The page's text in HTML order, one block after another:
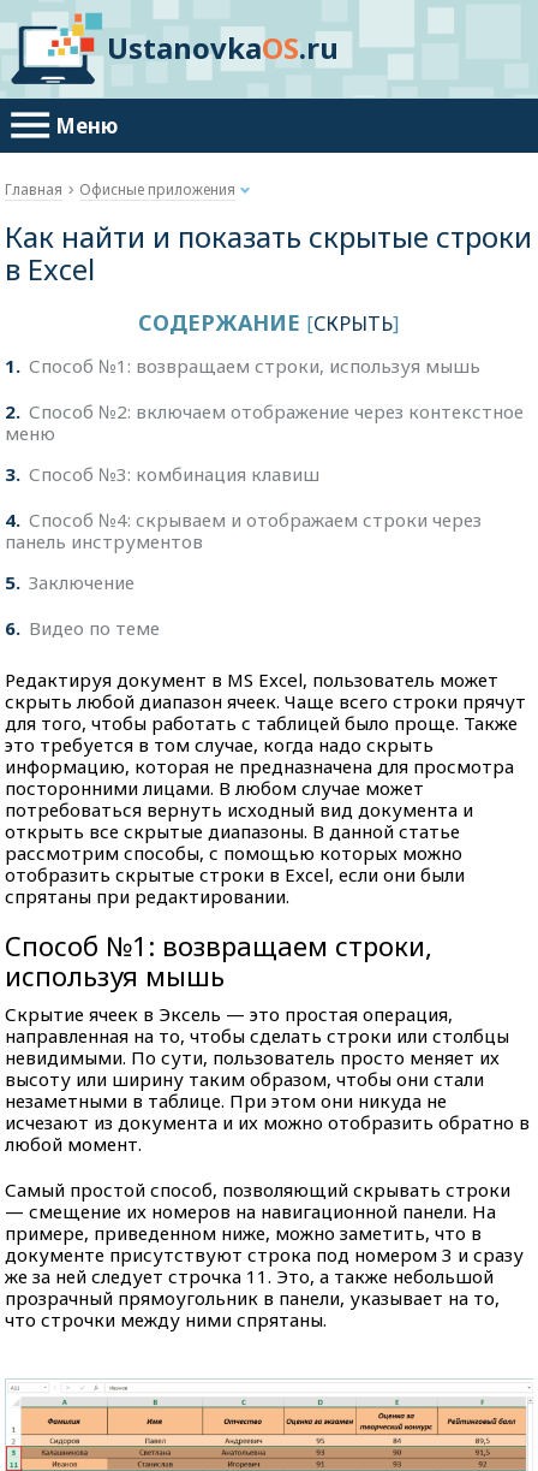
UstanovkaOS.ru
Главная Офисные приложения
Как найти и показать скрытые строки
в Excel
СОДЕРЖАНИЕ [СКРЫТЬ]
1
Способ №1: возвращаем строки, используя мышь
2 Способ №2: включаем отображение через контекстное
меню
3 Способ №3: комбинация клавиш
4 Способ №4: скрываем и отображаем строки через
панель инструментов
5 Заключение
6 Видео по теме
Редактируя документ в MS Excel, пользователь может
скрыть любой диапазон ячеек. Чаще всего строки прячут
для того, чтобы работать с таблицей было проще. Также
это требуется в том случае, когда надо скрыть
информацию, которая не предназначена для просмотра
посторонними лицами. В любом случае может
потребоваться вернуть исходный вид документа и
открыть все скрытые диапазоны. В данной статье
рассмотрим способы, с помощью которых можно
отобразить скрытые строки в Excel, если они были
спрятаны при редактировании.
Способ №1: возвращаем строки,
используя мышь
Скрытие ячеек в Эксель — это простая операция,
направленная на то, чтобы сделать строки или столбцы
невидимыми. По сути, пользователь просто меняет их
высоту или ширину таким образом, чтобы они стали
незаметными в таблице. При этом они никуда не
исчезают из документа и их можно отобразить обратно в
любой момент.
Самый простой способ, позволяющий скрывать строки
— смещение их номеров на навигационной панели. На
примере, приведенном ниже, можно заметить, что в
документе присутствуют строка под номером 3 и сразу
же за ней следует строчка 11. Это, а также небольшой
прозрачный прямоугольник в панели, указывает на то,
что строчки между ними спрятаны.
Меню